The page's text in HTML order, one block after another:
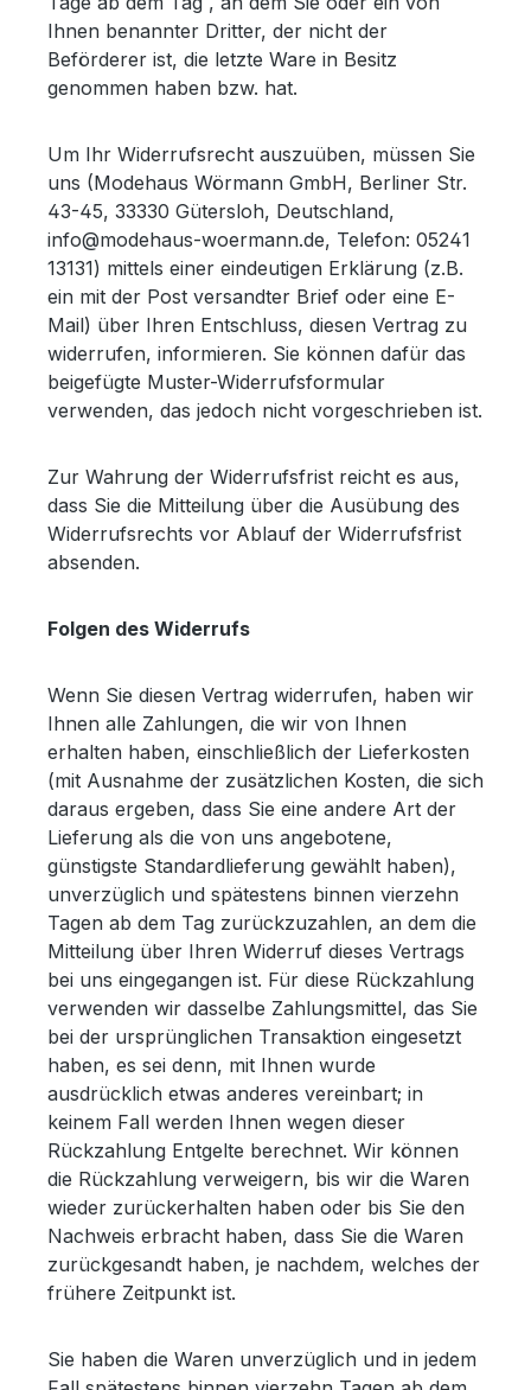
Ihnen benannter Dritter, der nicht der
Beförderer ist, die letzte Ware in Besitz
genommen haben bzw. hat.
Um Ihr Widerrufsrecht auszuüben, müssen Sie
uns (Modehaus Wörmann GmbH, Berliner Str.
43-45, 33330 Gütersloh, Deutschland,
info@modehaus-woermann.de, Telefon: 05241
13131) mittels einer eindeutigen Erklärung (z.B.
ein mit der Post versandter Brief oder eine E-
Mail) über Ihren Entschluss, diesen Vertrag zu
widerrufen, informieren. Sie können dafür das
beigefügte Muster-Widerrufsformular
verwenden, das jedoch nicht vorgeschrieben ist.
Zur Wahrung der Widerrufsfrist reicht es aus,
dass Sie die Mitteilung über die Ausübung des
Widerrufsrechts vor Ablauf der Widerrufsfrist
absenden.
Folgen des Widerrufs
Wenn Sie diesen Vertrag widerrufen, haben wir
Ihnen alle Zahlungen, die wir von Ihnen
erhalten haben, einschließlich der Lieferkosten
(mit Ausnahme der zusätzlichen Kosten, die sich
daraus ergeben, dass Sie eine andere Art der
Lieferung als die von uns angebotene,
günstigste Standardlieferung gewählt haben),
unverzüglich und spätestens binnen vierzehn
Tagen ab dem Tag zurückzuzahlen, an dem die
Mitteilung über Ihren Widerruf dieses Vertrags
bei uns eingegangen ist. Für diese Rückzahlung
verwenden wir dasselbe Zahlungsmittel, das Sie
bei der ursprünglichen Transaktion eingesetzt
haben, es sei denn, mit Ihnen wurde
ausdrücklich etwas anderes vereinbart; in
keinem Fall werden Ihnen wegen dieser
Rückzahlung Entgelte berechnet. Wir können
die Rückzahlung verweigern, bis wir die Waren
wieder zurückerhalten haben oder bis Sie den
Nachweis erbracht haben, dass Sie die Waren
zurückgesandt haben, je nachdem, welches der
frühere Zeitpunkt ist.
Sie haben die Waren unverzüglich und in jedem